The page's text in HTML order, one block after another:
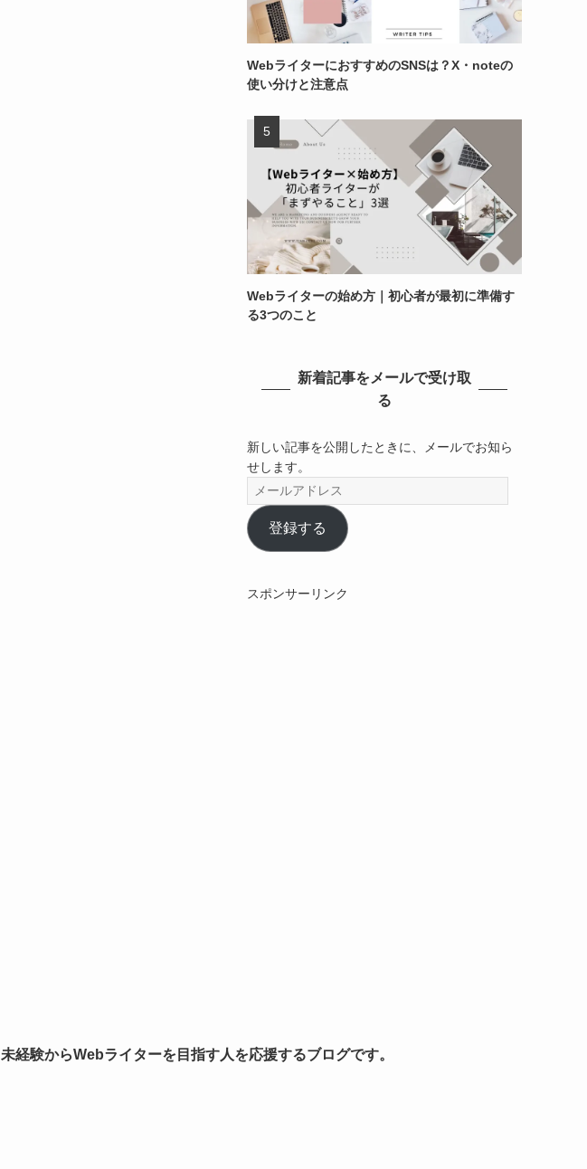
WebライターにおすすめのSNSは？X・noteの
使い分けと注意点
Webライターの始め方｜初心者が最初に準備す
る3つのこと
新着記事をメールで受け取
る
新しい記事を公開したときに、メールでお知ら
せします。
ー
ル
ア
登録する
スポンサーリンク
未経験からWebライターを目指す人を応援するブログです。